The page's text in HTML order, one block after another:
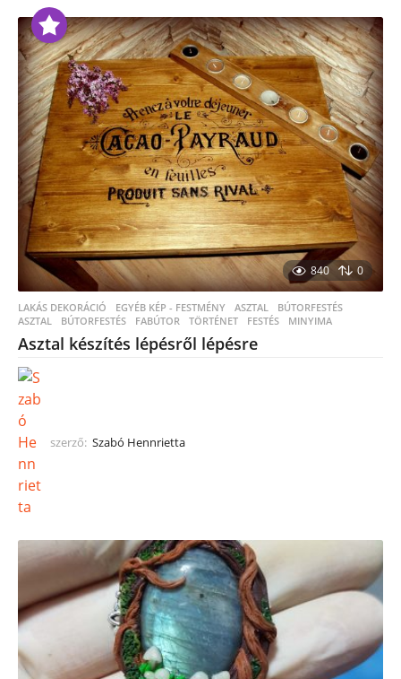
840 0
LAKÁS DEKORÁCIÓ ,EGYÉB KÉP - FESTMÉNY ,ASZTAL ,BÚTORFESTÉS
ASZTAL
,BÚTORFESTÉS ,FABÚTOR ,TÖRTÉNET ,FESTÉS ,MINYIMA
Asztal készítés lépésről lépésre
szerző: Szabó Hennrietta